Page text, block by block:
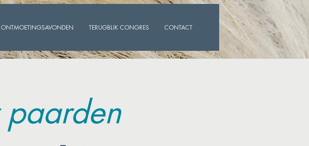
ONTMOETINGSAVONDEN TERUGBLIK CONGRES CONTACT
paarden